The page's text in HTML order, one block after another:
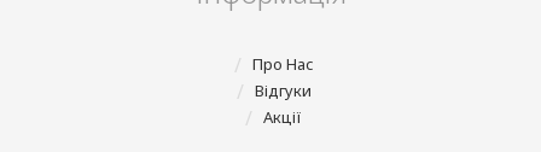
Про Нас
Відгуки
Акції